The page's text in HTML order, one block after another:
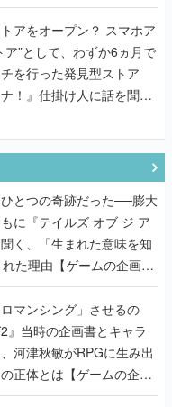
デューサーに聞いた
オープン？ スマホア
ア”として、わずか6ヵ月で
を行った発見型ストア
ナ！』仕掛け人に話を聞い
ひとつの奇跡だった──膨大
に『テイルズ オブ ジ ア
く、「生まれた意味を知
た理由【ゲームの企画
マンシング」させるの
』当時の企画書とキャラ
河津秋敏がRPGに生み出
正体とは【ゲームの企画